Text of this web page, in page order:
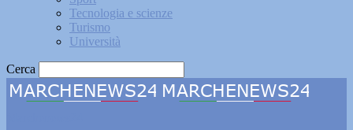
Tecnologia e scienze
Turismo
Università
Cerca